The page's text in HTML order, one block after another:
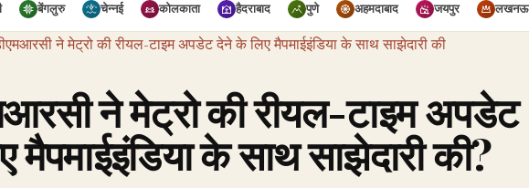
बेंगलुरु चेन्नई कोलकाता हैदराबाद पुणे अहमदाबाद जयपुर लखनऊ
ने मेट्रो की रीयल-टाइम अपडेट देने के लिए मैपमाईइंडिया के साथ साझेदारी की
ने मेट्रो की रीयल-टाइम अपडेट
मैपमाईइंडिया के साथ साझेदारी की?